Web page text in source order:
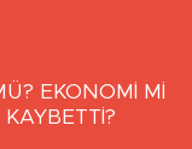
EKONOMİ Mİ